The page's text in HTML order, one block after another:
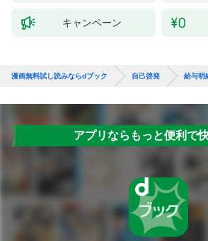
キャンペーン
漫画無料試し読みならdブック 自己啓発 給与明
アプリならもっと便利で